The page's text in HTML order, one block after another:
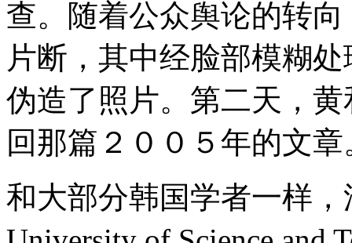
查。随着公众舆论的转
片断，其中经脸部模糊
伪造了照片。第二天，
回那篇２００５年的文章
和大部分韩国学者一样，